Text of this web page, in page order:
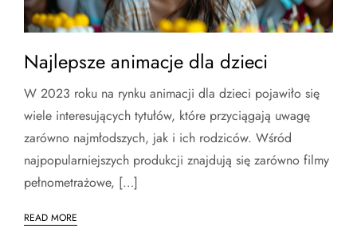
Najlepsze animacje dla dzieci
W 2023 roku na rynku animacji dla dzieci pojawiło się
wiele interesujących tytułów, które przyciągają uwagę
zarówno najmłodszych, jak i ich rodziców. Wśród
najpopularniejszych produkcji znajdują się zarówno filmy
pełnometrażowe, […]
READ MORE